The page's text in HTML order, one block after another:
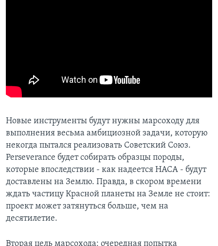
Новые инструменты будут нужны марсоходу для
выполнения весьма амбициозной задачи, которую
некогда пытался реализовать Советский Союз.
Perseverance будет собирать образцы породы,
которые впоследствии - как надеется НАСА - будут
доставлены на Землю. Правда, в скором времени
ждать частицу Красной планеты на Земле не стоит:
проект может затянуться больше, чем на
десятилетие.​
Вторая цель марсохода: очередная попытка